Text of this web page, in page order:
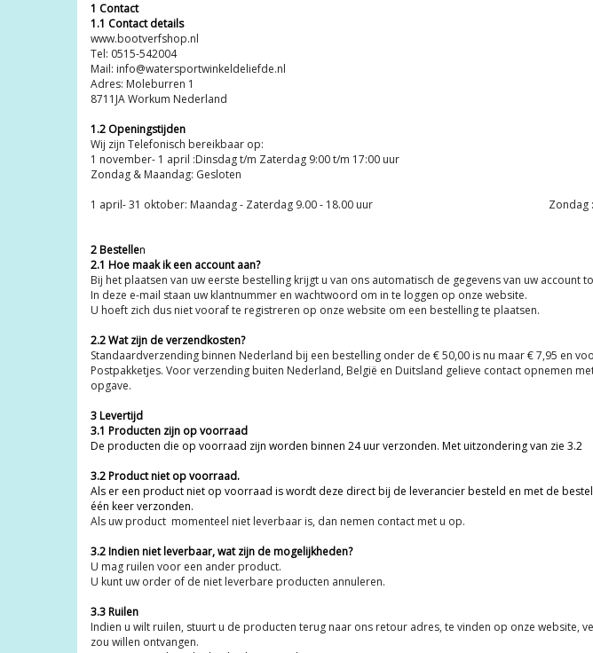
1 Contact
1.1 Contact details
www.bootverfshop.nl
Tel: 0515-542004
Mail: info@watersportwinkeldeliefde.nl
Adres: Moleburren 1
8711JA Workum Nederland
1.2 Openingstijden
Wij zijn Telefonisch bereikbaar op:
1 november- 1 april :Dinsdag t/m Zaterdag 9:00 t/m 17:00 uur
Zondag & Maandag: Gesloten
1 april- 31 oktober: Maandag - Zaterdag 9.00 - 18.00 uur Zondag :
2 Bestellen
2.1 Hoe maak ik een account aan?
Bij het plaatsen van uw eerste bestelling krijgt u van ons automatisch de gegevens van uw account
In deze e-mail staan uw klantnummer en wachtwoord om in te loggen op onze website.
U hoeft zich dus niet vooraf te registreren op onze website om een bestelling te plaatsen.
2.2 Wat zijn de verzendkosten?
Standaardverzending binnen Nederland bij een bestelling onder de € 50,00 is nu maar € 7,95 en
Postpakketjes. Voor verzending buiten Nederland, België en Duitsland gelieve contact opnemen
opgave.
3 Levertijd
3.1 Producten zijn op voorraad
De producten die op voorraad zijn worden binnen 24 uur verzonden. Met uitzondering van zie 3.2
3.2 Product niet op voorraad.
Als er een product niet op voorraad is wordt deze direct bij de leverancier besteld en met de
één keer verzonden.
Als uw product momenteel niet leverbaar is, dan nemen contact met u op.
3.2 Indien niet leverbaar, wat zijn de mogelijkheden?
U mag ruilen voor een ander product.
U kunt uw order of de niet leverbare producten annuleren.
3.3 Ruilen
Indien u wilt ruilen, stuurt u de producten terug naar ons retour adres, te vinden op onze website,
zou willen ontvangen.